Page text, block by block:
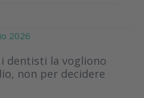
2026
dentisti la vogliono
non per decidere